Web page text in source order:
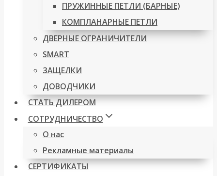
ПРУЖИННЫЕ ПЕТЛИ (БАРНЫЕ)
КОМПЛАНАРНЫЕ ПЕТЛИ
ДВЕРНЫЕ ОГРАНИЧИТЕЛИ
SMART
ЗАЩЕЛКИ
ДОВОДЧИКИ
СТАТЬ ДИЛЕРОМ
СОТРУДНИЧЕСТВО
О нас
Рекламные материалы
СЕРТИФИКАТЫ